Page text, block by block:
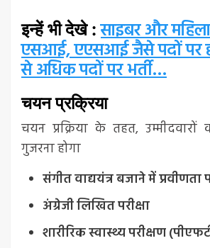
इन्हें भी देखे :साइबर और
एसआई, एएसआई जैसे पदों पर
से अधिक पदों पर भर्ती…
चयन प्रक्रिया
चयन प्रक्रिया के तहत, उम्मीदवारों
गुजरना होगा
संगीत वाद्ययंत्र बजाने में प्रवीणता
अंग्रेजी लिखित परीक्षा
शारीरिक स्वास्थ्य परीक्षण